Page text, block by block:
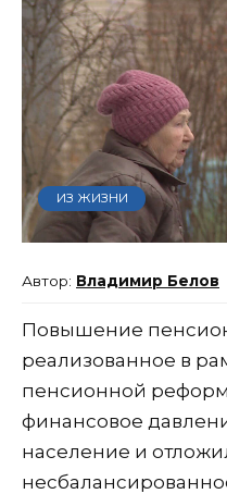
ИЗ ЖИЗНИ
Владимир Белов
Повышение
реализованное в
пенсионной
финансовое
население и